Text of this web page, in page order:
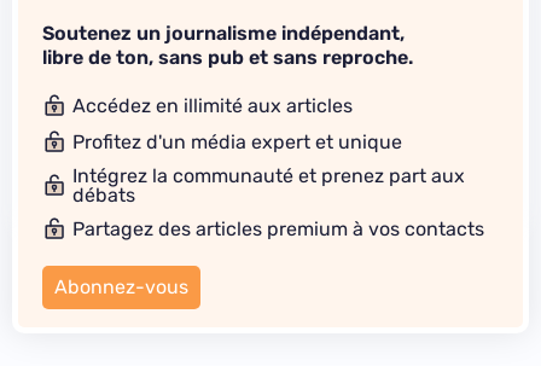
Soutenez un journalisme indépendant,
libre de ton, sans pub et sans reproche.
Accédez en illimité aux articles
Profitez d'un média expert et unique
Intégrez la communauté et prenez part aux
débats
Partagez des articles premium à vos contacts
Abonnez-vous